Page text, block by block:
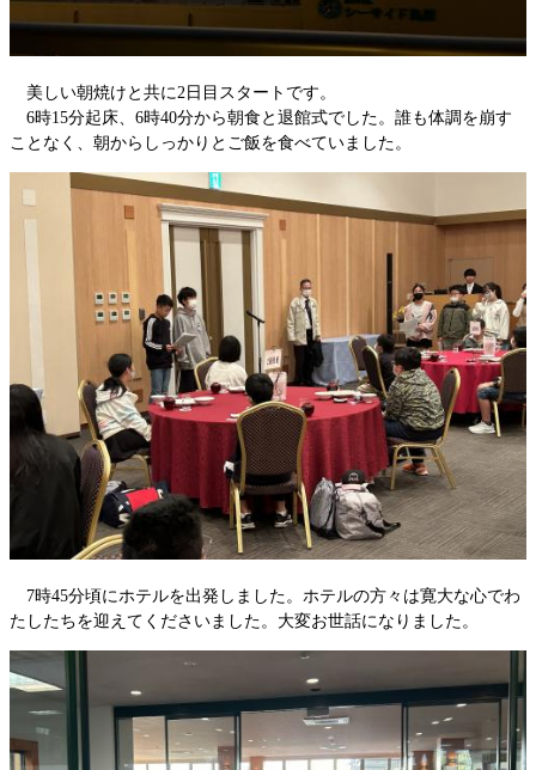
美しい朝焼けと共に2日目スタートです。
6時15分起床、6時40分から朝食と退館式でした。誰も体調を崩す
ことなく、朝からしっかりとご飯を食べていました。
7時45分頃にホテルを出発しました。ホテルの方々は寛大な心でわ
たしたちを迎えてくださいました。大変お世話になりました。